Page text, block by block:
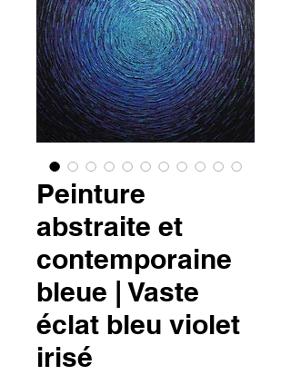
Peinture
abstraite et
contemporaine
bleue | Vaste
éclat bleu violet
irisé